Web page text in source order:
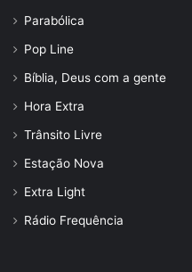
Parabólica
Pop Line
Bíblia, Deus com a gente
Hora Extra
Trânsito Livre
Estação Nova
Extra Light
Rádio Frequência